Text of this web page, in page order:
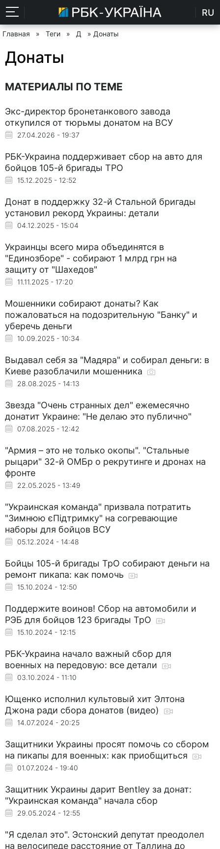
RU
Главная » Теги » Д » Донаты
Донаты
МАТЕРИАЛЫ ПО ТЕМЕ
Экс-директор бронетанкового завода
откупился от тюрьмы донатом на ВСУ
27.04.2026 - 19:37
РБК-Украина поддерживает сбор на авто для
бойцов 105-й бригады ТРО
15.12.2025 - 12:52
Донат в поддержку 32-й Стальной бригады
установил рекорд Украины: детали
04.12.2025 - 15:04
Украинцы всего мира объединятся в
"Единозборе" - собирают 1 млрд грн на
защиту от "Шахедов"
11.11.2025 - 17:20
Мошенники собирают донаты? Как
пожаловаться на подозрительную "Банку" и
уберечь деньги
10.09.2025 - 10:34
Выдавал себя за "Мадяра" и собирал деньги: в
Киеве разоблачили мошенника
28.08.2025 - 14:13
Звезда "Очень странных дел" ежемесячно
донатит Украине: "Не делаю это публично"
07.08.2025 - 12:42
"Армия – это не только окопы". "Стальные
рыцари" 32-й ОМБр о рекрутинге и дронах на
фронте
22.05.2025 - 13:49
"Украинская команда" призвала потратить
"Зимнюю єПідтримку" на согревающие
наборы для бойцов ВСУ
05.12.2024 - 14:48
Бойцы 105-й бригады ТрО собирают деньги на
ремонт пикапа: как помочь
15.10.2024 - 12:50
Поддержите воинов! Сбор на автомобили и
РЭБ для бойцов 123 бригады ТрО
15.10.2024 - 12:15
РБК-Украина начало важный сбор для
военных на передовую: все детали
03.10.2024 - 11:10
Ющенко исполнил культовый хит Элтона
Джона ради сбора донатов (видео)
14.07.2024 - 20:25
Защитники Украины просят помочь со сбором
на пикапы для военных: как приобщиться
01.07.2024 - 19:40
Защитник Украины дарит Bentley за донат:
"Украинская команда" начала сбор
29.05.2024 - 12:55
"Я сделал это". Эстонский депутат преодолел
на велосипеде расстояние от Таллина до